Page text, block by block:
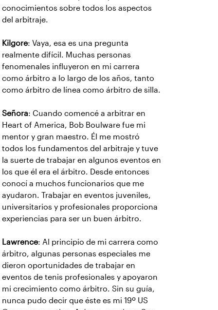
conocimientos sobre todos los aspectos
del arbitraje.
Kilgore: Vaya, esa es una pregunta
realmente difícil. Muchas personas
fenomenales influyeron en mi carrera
como árbitro a lo largo de los años, tanto
como árbitro de línea como árbitro de silla.
Señora: Cuando comencé a arbitrar en
Heart of America, Bob Boulware fue mi
mentor y gran maestro. Él me mostró
todos los fundamentos del arbitraje y tuve
la suerte de trabajar en algunos eventos en
los que él era el árbitro. Desde entonces
conocí a muchos funcionarios que me
ayudaron. Trabajar en eventos juveniles,
universitarios y profesionales proporciona
experiencias para ser un buen árbitro.
Lawrence: Al principio de mi carrera como
árbitro, algunas personas especiales me
dieron oportunidades de trabajar en
eventos de tenis profesionales y apoyaron
mi crecimiento como árbitro. Sin su guía,
nunca pudo decir que éste es mi 19º US